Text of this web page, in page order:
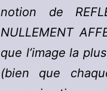
notion de
NULLEMENT
que l’image la
(bien que